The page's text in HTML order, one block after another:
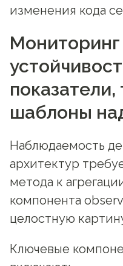
изменения кода
Мониторинг
показатели,
шаблоны
Наблюдаемость
архитектур
метода к
компонента
целостную
Ключевые